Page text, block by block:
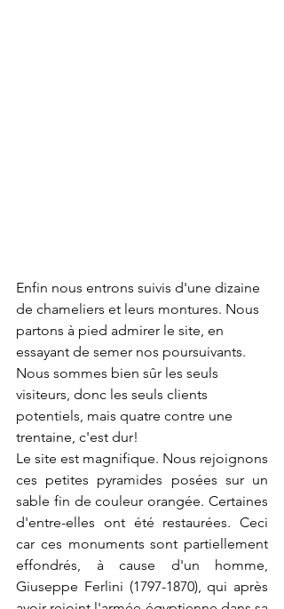
Enfin nous entrons suivis d'une dizaine
de chameliers et leurs montures. Nous
partons à pied admirer le site, en
essayant de semer nos poursuivants.
Nous sommes bien sûr les seuls
visiteurs, donc les seuls clients
potentiels, mais quatre contre une
trentaine, c'est dur!
Le site est magnifique. Nous rejoignons
ces petites pyramides posées sur un
sable fin de couleur orangée. Certaines
d'entre-elles ont été restaurées. Ceci
car ces monuments sont partiellement
effondrés, à cause d'un homme,
Giuseppe Ferlini (1797-1870), qui après